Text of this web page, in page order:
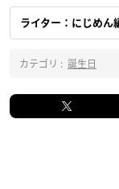
ライター：にじめん
カテゴリ : 誕生日